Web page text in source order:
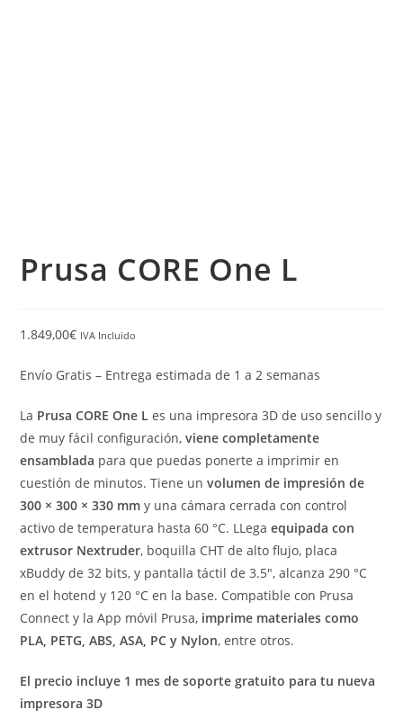
Prusa CORE One L
1.849,00€ IVA Incluido
Envío Gratis – Entrega estimada de 1 a 2 semanas
La Prusa CORE One L es una impresora 3D de uso sencillo y
de muy fácil configuración,viene completamente
ensamblada para que puedas ponerte a imprimir en
cuestión de minutos. Tiene unvolumen de impresión de
300 × 300 × 330 mm y una cámara cerrada con control
activo de temperatura hasta 60 °C. LLegaequipada con
extrusor Nextruder, boquilla CHT de alto flujo, placa
xBuddy de 32 bits, y pantalla táctil de 3.5″, alcanza 290 °C
en el hotend y 120 °C en la base. Compatible con Prusa
Connect y la App móvil Prusa, imprime materiales como
PLA, PETG, ABS, ASA, PC y Nylon, entre otros.
El precio incluye 1 mes de soporte gratuito para tu nueva
impresora 3D